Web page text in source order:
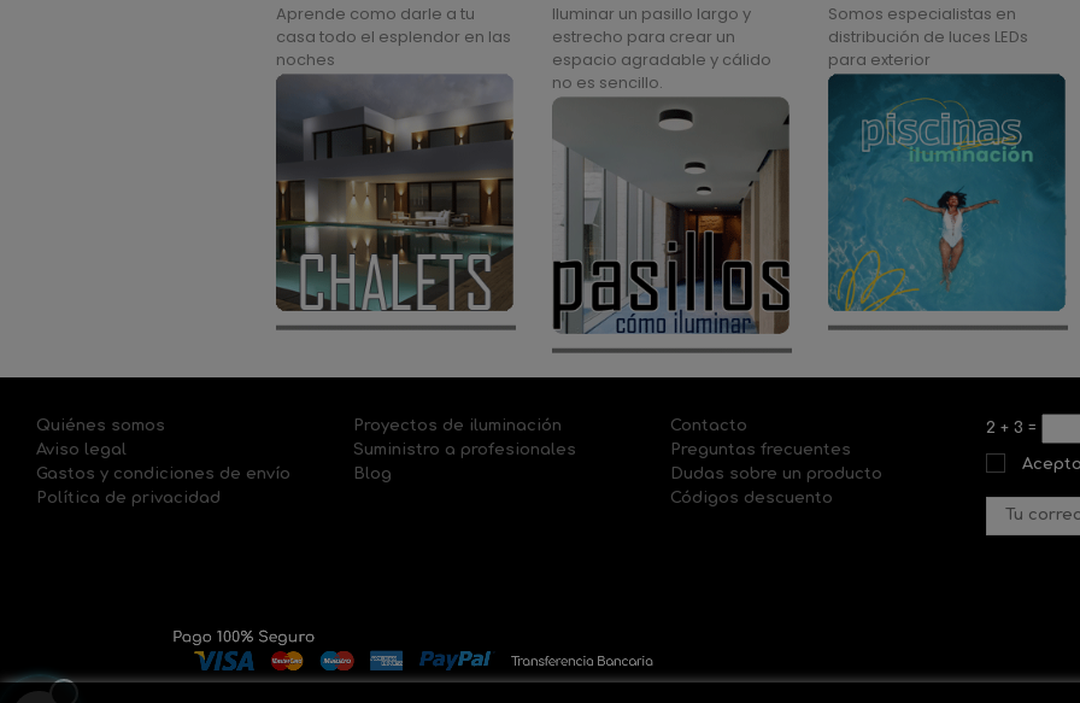
Aprende como darle a tu
casa todo el esplendor en las
noches
Iluminar un pasillo largo y
estrecho para crear un
espacio agradable y cálido
no es sencillo.
Somos especialistas en
distribución de luces LEDs
para exterior
Quiénes somos
Aviso legal
Gastos y condiciones de envío
Política de privacidad
Proyectos de iluminación
Suministro a profesionales
Blog
Contacto
Preguntas frecuentes
Dudas sobre un producto
Códigos descuento
2 + 3 =